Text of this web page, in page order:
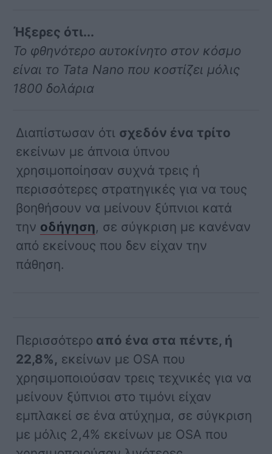
Ήξερες ότι...
Το φθηνότερο αυτοκίνητο στον κόσμο
είναι το Tata Nano που κοστίζει μόλις
1800 δολάρια
Διαπίστωσαν ότι σχεδόν ένα τρίτο
εκείνων με άπνοια ύπνου
χρησιμοποίησαν συχνά τρεις ή
περισσότερες στρατηγικές για να τους
βοηθήσουν να μείνουν ξύπνιοι κατά
την οδήγηση, σε σύγκριση με κανέναν
από εκείνους που δεν είχαν την
πάθηση.
Περισσότερο από ένα στα πέντε, ή
22,8%, εκείνων με OSA που
χρησιμοποιούσαν τρεις τεχνικές για να
μείνουν ξύπνιοι στο τιμόνι είχαν
εμπλακεί σε ένα ατύχημα, σε σύγκριση
με μόλις 2,4% εκείνων με OSA που